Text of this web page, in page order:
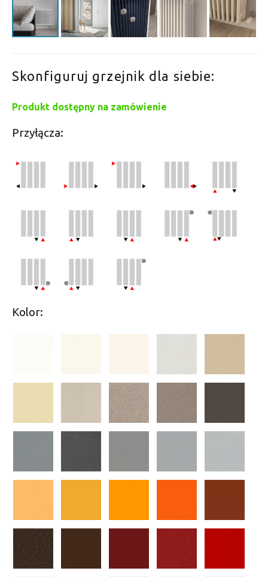
Skonfiguruj grzejnik dla siebie:
Produkt dostępny na zamówienie
Przyłącza:
Kolor: